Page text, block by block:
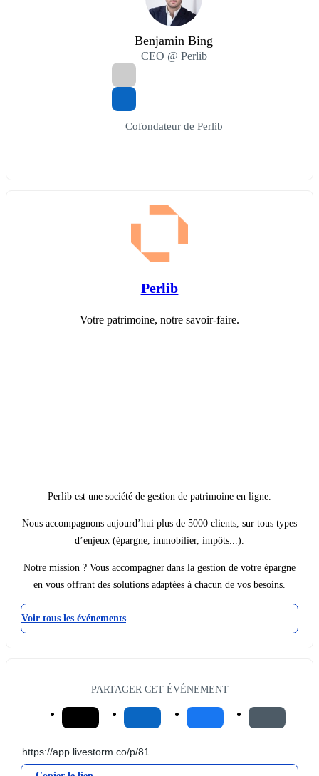
Benjamin Bing
CEO @ Perlib
Cofondateur de Perlib
Perlib
Votre patrimoine, notre savoir-faire.
Perlib est une société de gestion de patrimoine en ligne.
Nous accompagnons aujourd’hui plus de 5000 clients, sur tous types
d’enjeux (épargne, immobilier, impôts...).
Notre mission ? Vous accompagner dans la gestion de votre épargne
en vous offrant des solutions adaptées à chacun de vos besoins.
Voir tous les événements
PARTAGER CET ÉVÉNEMENT